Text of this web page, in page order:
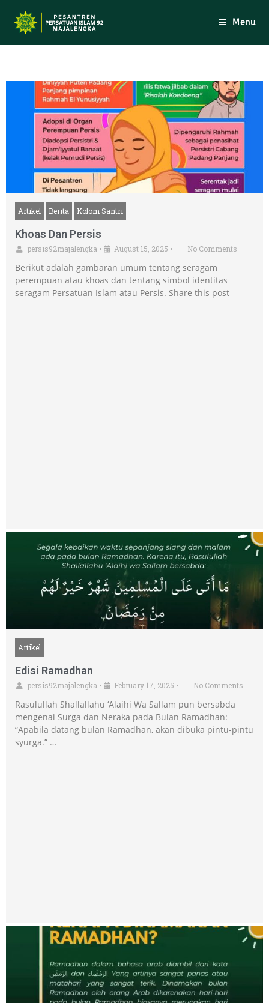
Menu
Artikel Berita Kolom Santri
Khoas Dan Persis
persis92majalengka • August 15, 2025 • No Comments
Berikut adalah gambaran umum tentang seragam
perempuan atau khoas dan tentang simbol identitas
seragam Persatuan Islam atau Persis. Share this post
Artikel
Edisi Ramadhan
persis92majalengka • February 17, 2025 • No Comments
Rasulullah Shallallahu ‘Alaihi Wa Sallam pun bersabda
mengenai Surga dan Neraka pada Bulan Ramadhan:
“Apabila datang bulan Ramadhan, akan dibuka pintu-pintu
syurga.” …